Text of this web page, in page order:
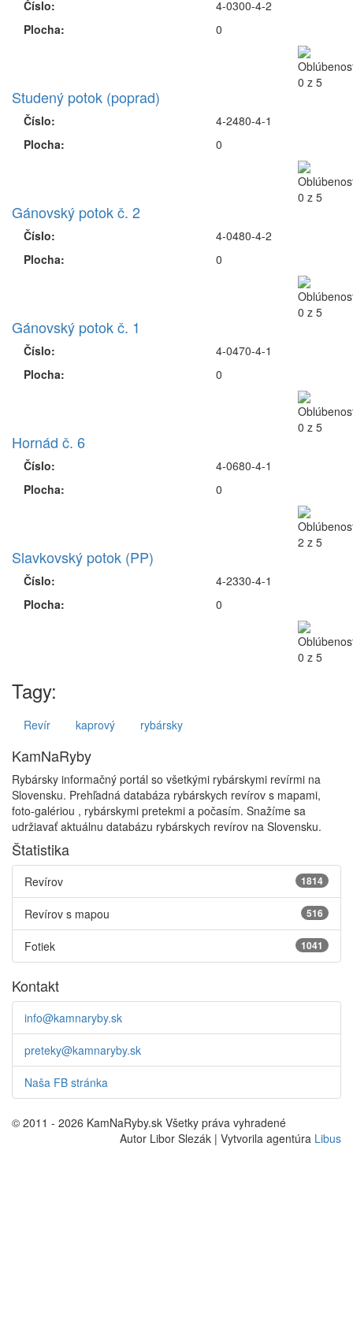
Číslo:
Plocha:
4-0300-4-2
0
Studený potok (poprad)
Číslo:
Plocha:
4-2480-4-1
0
Gánovský potok č. 2
Číslo:
Plocha:
4-0480-4-2
0
Gánovský potok č. 1
Číslo:
Plocha:
4-0470-4-1
0
Hornád č. 6
Číslo:
Plocha:
4-0680-4-1
0
Slavkovský potok (PP)
Číslo:
Plocha:
4-2330-4-1
0
Tagy:
Revír kaprový rybársky
KamNaRyby
Rybársky informačný portál so všetkými rybárskymi revírmi na
Slovensku. Prehľadná databáza rybárskych revírov s mapami,
foto-galériou , rybárskymi pretekmi a počasím. Snažíme sa
udržiavať aktuálnu databázu rybárskych revírov na Slovensku.
Štatistika
1814
Revírov
516
Revírov s mapou
1041
Fotiek
Kontakt
info@kamnaryby.sk
preteky@kamnaryby.sk
Naša FB stránka
© 2011 - 2026 KamNaRyby.sk Všetky práva vyhradené
Autor Libor Slezák | Vytvorila agentúra Libus